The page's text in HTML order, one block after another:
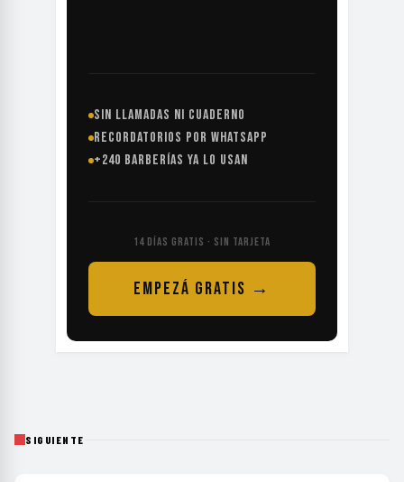
SIN LLAMADAS NI CUADERNO
RECORDATORIOS POR WHATSAPP
+240 BARBERÍAS YA LO USAN
14 DÍAS GRATIS · SIN TARJETA
EMPEZÁ GRATIS →
SIGUIENTE